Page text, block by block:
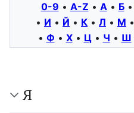
0-9 • A-Z • А• Б•
• И • Й • К • Л • М •
• Ф • Х• Ц• Ч • Ш
Я